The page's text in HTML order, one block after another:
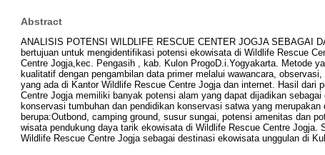
Abstract
ANALISIS POTENSI WILDLIFE RESCUE CENTER JOGJA SEBAGAI
bertujuan untuk mengidentifikasi potensi ekowisata di Wildlife Rescue
Centre Jogja,kec. Pengasih , kab. Kulon ProgoD.i.Yogyakarta. Metode
kualitatif dengan pengambilan data primer melalui wawancara,
yang ada di Kantor Wildlife Rescue Centre Jogja dan internet. Hasil dari
Centre Jogja memiliki banyak potensi alam yang dapat dijadikan
konservasi tumbuhan dan pendidikan konservasi satwa yang
berupa:Outbond, camping ground, susur sungai, potensi amenitas dan
wisata pendukung daya tarik ekowisata di Wildlife Rescue Centre
Wildlife Rescue Centre Jogja sebagai destinasi ekowisata unggulan di